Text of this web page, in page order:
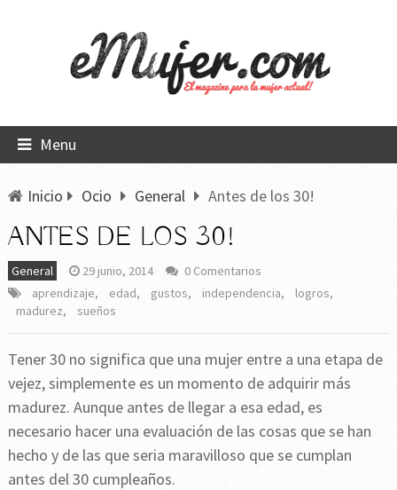
Menu
Inicio Ocio General Antes de los 30!
ANTES DE LOS 30!
General 29 junio, 2014
0 Comentarios
aprendizaje, edad, gustos, independencia, logros,
madurez, sueños
Tener 30 no significa que una mujer entre a una etapa de
vejez, simplemente es un momento de adquirir más
madurez. Aunque antes de llegar a esa edad, es
necesario hacer una evaluación de las cosas que se han
hecho y de las que seria maravilloso que se cumplan
antes del 30 cumpleaños.